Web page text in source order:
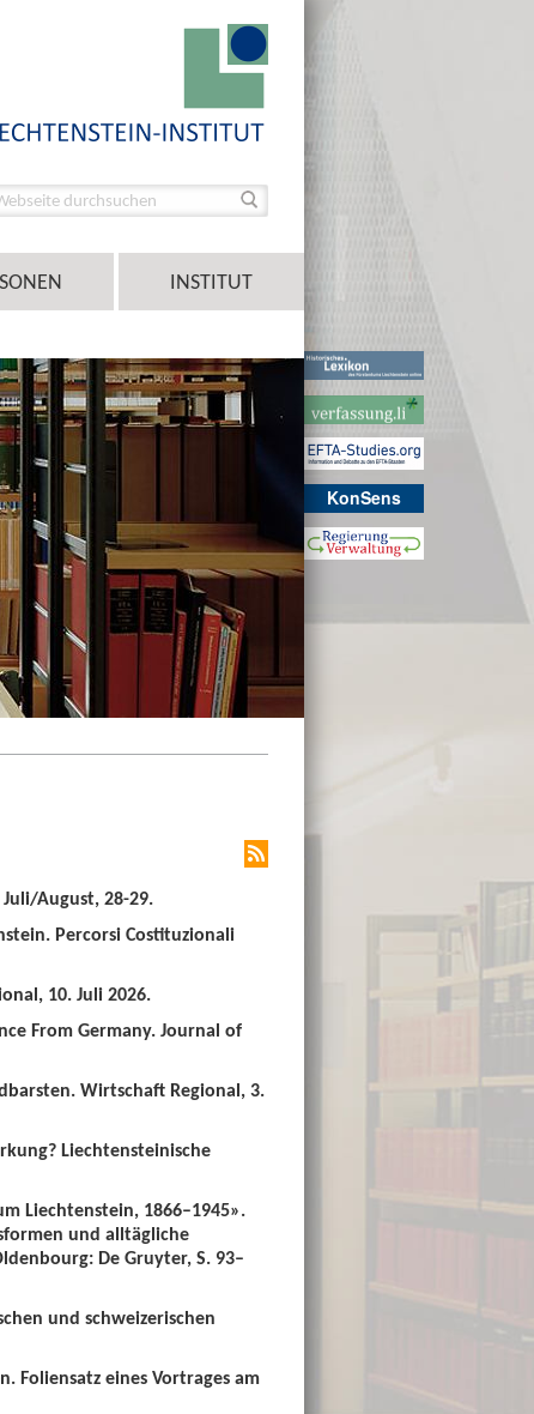
KonSens
INSTITUT
August, 28-29.
Percorsi Costituzionali
10. Juli 2026.
From Germany. Journal of
Wirtschaft Regional, 3.
Liechtensteinische
Liechtenstein, 1866–1945».
und alltägliche
De Gruyter, S. 93–
und schweizerischen
Foliensatz eines Vortrages am